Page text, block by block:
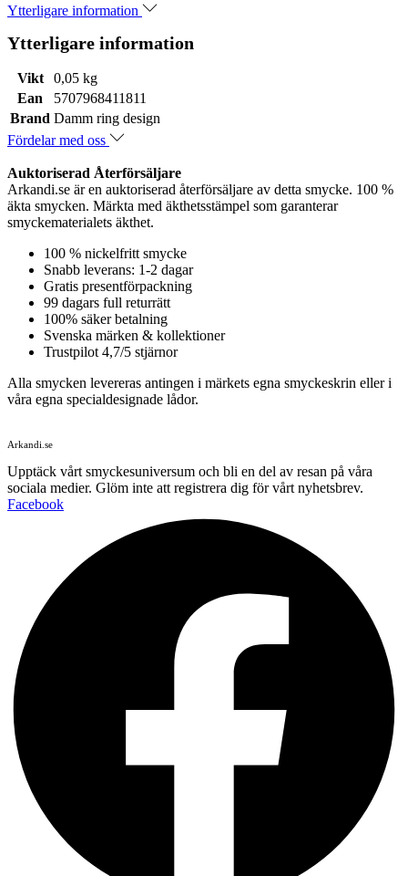
Ytterligare information
Ytterligare information
Vikt
0,05 kg
Ean
5707968411811
Brand Damm ring design
Fördelar med oss
Auktoriserad Återförsäljare
Arkandi.se är en auktoriserad återförsäljare av detta smycke. 100 %
äkta smycken. Märkta med äkthetsstämpel som garanterar
smyckematerialets äkthet.
100 % nickelfritt smycke
Snabb leverans: 1-2 dagar
Gratis presentförpackning
99 dagars full returrätt
100% säker betalning
Svenska märken & kollektioner
Trustpilot 4,7/5 stjärnor
Alla smycken levereras antingen i märkets egna smyckeskrin eller i
våra egna specialdesignade lådor.
Arkandi.se
Upptäck vårt smyckesuniversum och bli en del av resan på våra
sociala medier. Glöm inte att registrera dig för vårt nyhetsbrev.
Facebook